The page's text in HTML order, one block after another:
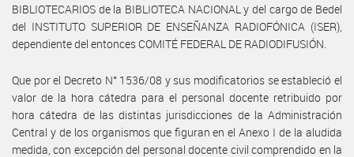
BIBLIOTECARIOS de la BIBLIOTECA NACIONAL y del cargo de Bedel
del INSTITUTO SUPERIOR DE ENSEÑANZA RADIOFÓNICA (ISER),
dependiente del entonces COMITÉ FEDERAL DE RADIODIFUSIÓN.
Que por el Decreto N° 1536/08 y sus modificatorios se estableció el
valor de la hora cátedra para el personal docente retribuido por
hora cátedra de las distintas jurisdicciones de la Administración
Central y de los organismos que figuran en el Anexo I de la aludida
medida, con excepción del personal docente civil comprendido en la